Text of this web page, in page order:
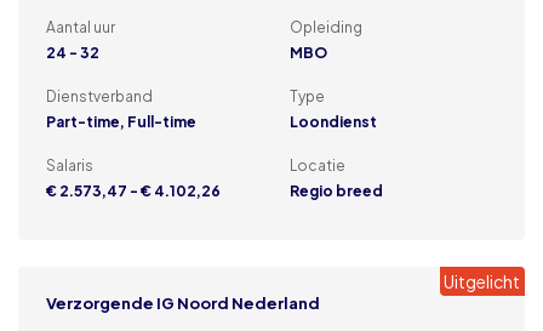
Aantal uur
24 - 32
Opleiding
MBO
Dienstverband
Part-time, Full-time
Type
Loondienst
Salaris
€ 2.573,47 - € 4.102,26
Locatie
Regio breed
Uitgelicht
Verzorgende IG Noord Nederland